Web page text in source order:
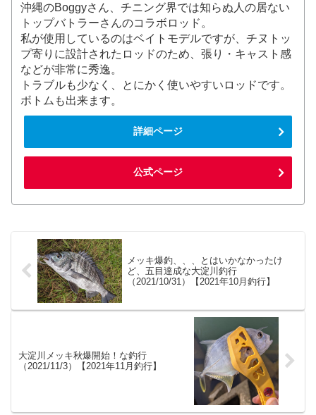
沖縄のBoggyさん、チニング界では知らぬ人の居ない
トップバトラーさんのコラボロッド。
私が使用しているのはベイトモデルですが、チヌトッ
プ寄りに設計されたロッドのため、張り・キャスト感
などが非常に秀逸。
トラブルも少なく、とにかく使いやすいロッドです。
ボトムも出来ます。
詳細ページ
公式ページ
メッキ爆釣、、、とはいかなかったけ
ど、五目達成な大淀川釣行
（2021/10/31）【2021年10月釣行】
大淀川メッキ秋爆開始！な釣行
（2021/11/3）【2021年11月釣行】